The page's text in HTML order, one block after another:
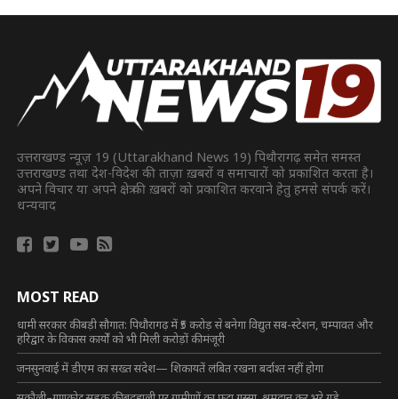
उत्तराखण्ड न्यूज़ 19 (Uttarakhand News 19) पिथौरागढ़ समेत समस्त
उत्तराखण्ड तथा देश-विदेश की ताज़ा ख़बरों व समाचारों को प्रकाशित करता है।
अपने विचार या अपने क्षेत्र की ख़बरों को प्रकाशित करवाने हेतु हमसे संपर्क करें।
धन्यवाद
MOST READ
धामी सरकार की बड़ी सौगात: पिथौरागढ़ में ₹5 करोड़ से बनेगा विद्युत सब-स्टेशन, चम्पावत और
हरिद्वार के विकास कार्यों को भी मिली करोड़ों की मंजूरी
जनसुनवाई में डीएम का सख्त संदेश— शिकायतें लंबित रखना बर्दाश्त नहीं होगा